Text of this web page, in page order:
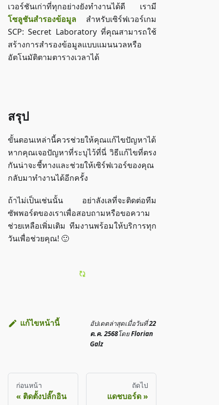
เวอร์ชันเก่าที่ทุกอย่างยังทำงานได้ดี เรามี
โซลูชันสำรองข้อมูล สำหรับเซิร์ฟเวอร์เกม
SCP: Secret Laboratory ที่คุณสามารถใช้
สร้างการสำรองข้อมูลแบบแมนนวลหรือ
อัตโนมัติตามตารางเวลาได้
สรุป
ขั้นตอนเหล่านี้ควรช่วยให้คุณแก้ไขปัญหาได้
หากคุณเจอปัญหาที่ระบุไว้ที่นี่ วิธีแก้ไขที่ตรง
กันน่าจะชี้ทางและช่วยให้เซิร์ฟเวอร์ของคุณ
กลับมาทำงานได้อีกครั้ง
ถ้าไม่เป็นเช่นนั้น อย่าลังเลที่จะติดต่อทีม
ซัพพอร์ตของเราเพื่อสอบถามหรือขอความ
ช่วยเหลือเพิ่มเติม ทีมงานพร้อมให้บริการทุก
วันเพื่อช่วยคุณ! 🙂
แก้ไขหน้านี้ อัปเดตล่าสุดเมื่อวันที่22
ต.ค. 2568โดยFlorian
Galz
ก่อนหน้า
ติดตั้งปลั๊กอิน
ถัดไป
แดชบอร์ด